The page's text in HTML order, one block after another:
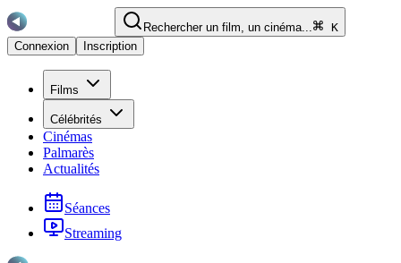
Rechercher un film, un cinéma...
K
Connexion
Inscription
Films
Célébrités
Cinémas
Palmarès
Actualités
Séances
Streaming